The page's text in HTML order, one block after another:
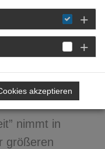
für
nimmt in
größeren
akzeptieren